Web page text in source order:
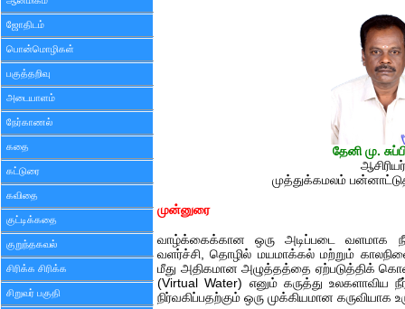
ஜோதிடம்
பொன்மொழிகள்
பகுத்தறிவு
அடையாளம்
நேர்காணல்
கதை
கட்டுரை
கவிதை
குட்டிக்கதை
குறுந்தகவல்
சிரிக்க சிரிக்க
சிறுவர் பகுதி
தேனி மு.
முத்துக்கமலம்
முன்னுரை
வாழ்க்கைக்கான ஒரு அடிப்படை வளமாக
வளர்ச்சி, தொழில் மயமாக்கல் மற்றும்
மீது அதிகமான அழுத்தத்தை ஏற்படுத்திக்
(Virtual Water) எனும் கருத்து உலகளாவிய
நிர்வகிப்பதற்கும் ஒரு முக்கியமான கருவியாக